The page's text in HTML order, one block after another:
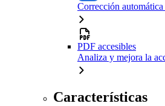
Corrección
PDF accesibles
Analiza y mejora la
Características